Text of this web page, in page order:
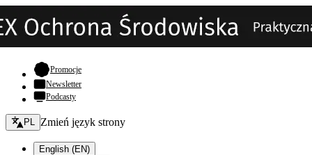
Promocje- otwiera się w nowej karcie
Newsletter
Podcasty
Zmień język - bieżący:
PL Zmień język strony
English (EN)